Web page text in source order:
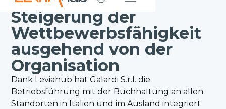
HOMEERFOLGSGESCHICHTEN GALARDI SRL
Steigerung der
Wettbewerbsfähigkeit
ausgehend von der
Organisation
Dank Leviahub hat Galardi S.r.l. die
Betriebsführung mit der Buchhaltung an allen
Standorten in Italien und im Ausland integriert